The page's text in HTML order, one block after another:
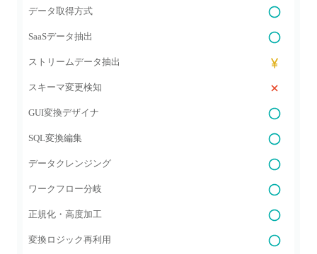
データ取得方式
SaaSデータ抽出
ストリームデータ抽出
スキーマ変更検知
GUI変換デザイナ
SQL変換編集
データクレンジング
ワークフロー分岐
正規化・高度加工
変換ロジック再利用